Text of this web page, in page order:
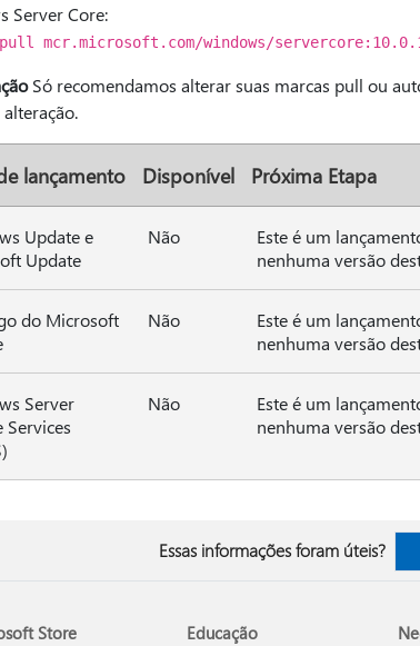
Server Core:
mcr.microsoft.com/windows/
Só recomendamos alterar suas marcas pull ou
lançamento Disponível Próxima Etapa
Update e
Update
Não
Este é um
nenhuma versão
do Microsoft
Não
Este é um
nenhuma versão
Server
Services
Não
Este é um
nenhuma versão
Essas informações foram úteis?
Store Educação